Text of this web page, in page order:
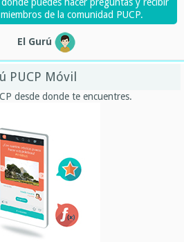
de la comunidad PUCP.
El Gurú
PUCP Móvil
desde donde te encuentres.